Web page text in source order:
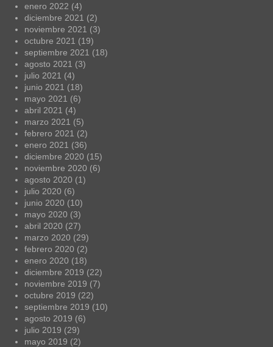
enero 2022 (4)
diciembre 2021 (2)
noviembre 2021 (3)
octubre 2021 (19)
septiembre 2021 (18)
agosto 2021 (3)
julio 2021 (4)
junio 2021 (18)
mayo 2021 (6)
abril 2021 (4)
marzo 2021 (5)
febrero 2021 (2)
enero 2021 (36)
diciembre 2020 (15)
noviembre 2020 (6)
agosto 2020 (1)
julio 2020 (6)
junio 2020 (10)
mayo 2020 (3)
abril 2020 (27)
marzo 2020 (29)
febrero 2020 (2)
enero 2020 (18)
diciembre 2019 (22)
noviembre 2019 (7)
octubre 2019 (22)
septiembre 2019 (10)
agosto 2019 (6)
julio 2019 (29)
mayo 2019 (2)